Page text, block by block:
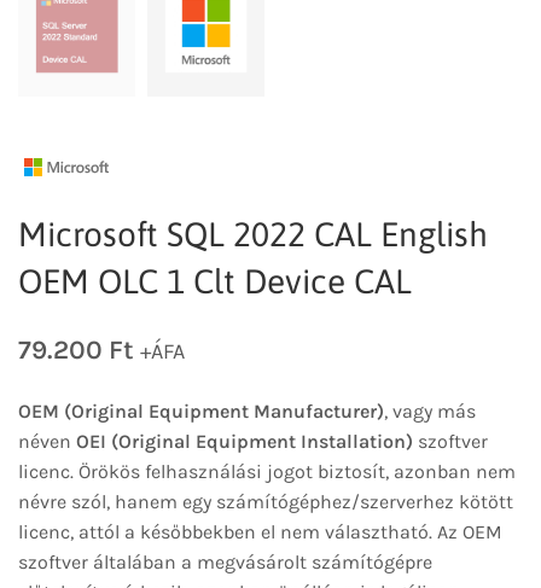
Microsoft SQL 2022 CAL English
OEM OLC 1 Clt Device CAL
79.200 Ft +ÁFA
OEM (Original Equipment Manufacturer), vagy más
néven OEI (Original Equipment Installation) szoftver
licenc. Örökös felhasználási jogot biztosít, azonban nem
névre szól, hanem egy számítógéphez/szerverhez kötött
licenc, attól a későbbekben el nem választható. Az OEM
szoftver általában a megvásárolt számítógépre